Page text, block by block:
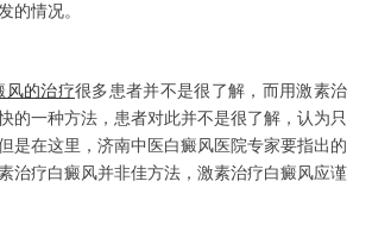
的情况。
风的治疗很多患者并不是很了解，而用激素治
的一种方法，患者对此并不是很了解，认为只
是在这里，济南中医白癜风医院专家要指出的
治疗白癜风并非佳方法，激素治疗白癜风应谨